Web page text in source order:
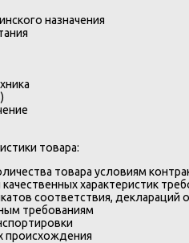
назначения
товара:
товара условиям
характеристик
соответствия, деклараций
требованиям
происхождения